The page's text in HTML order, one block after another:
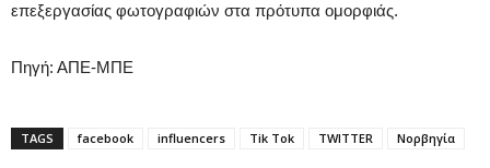
επεξεργασίας φωτογραφιών στα πρότυπα ομορφιάς.
Πηγή: ΑΠΕ-ΜΠΕ
TAGS facebook influencers Tik Tok TWITTER Νορβηγία